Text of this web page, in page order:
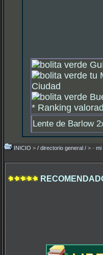
tu
Ciudad
* Ranking
Lente de Barlow
INICIO > / directorio general / > ·